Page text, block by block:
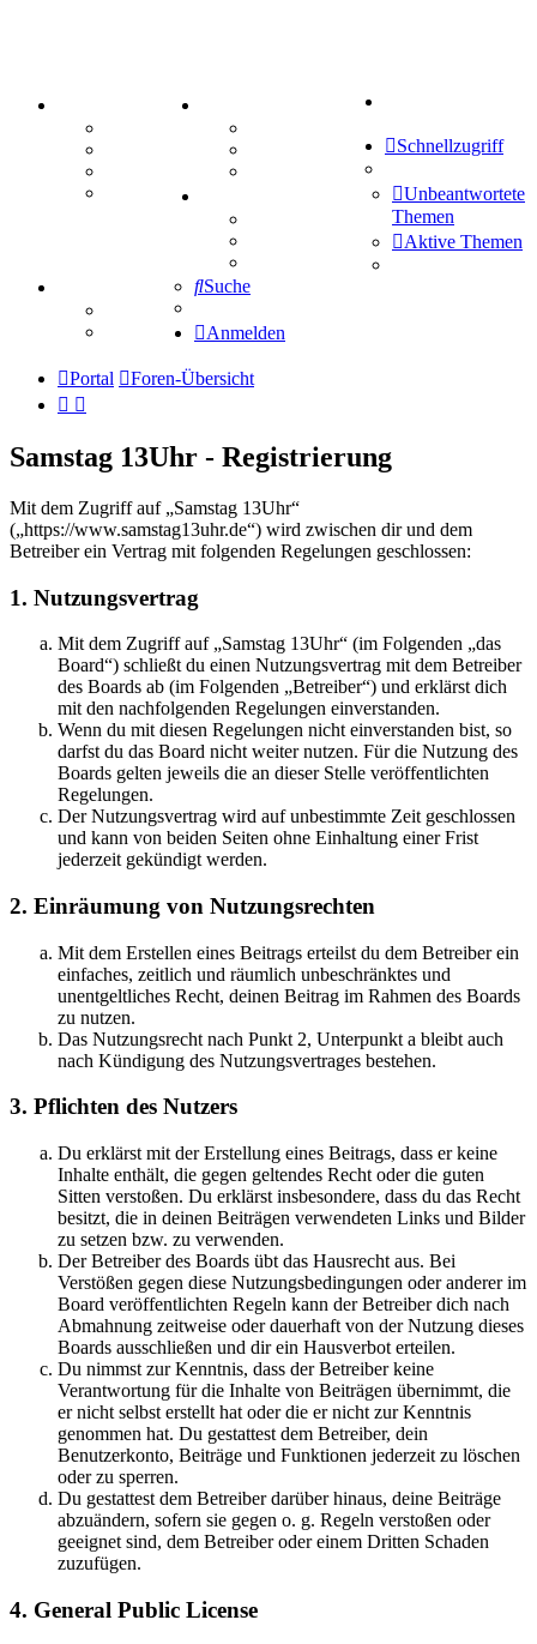
Mastodon
Treffenübersicht
Zitatesammlung
Schiffe versenken
Tipprunde
Comunio
Schnellzugriff
Unbeantwortete
Themen
Aktive Themen
Suche
Anmelden
Portal Foren-Übersicht
Samstag 13Uhr - Registrierung
Mit dem Zugriff auf „Samstag 13Uhr“
(„https://www.samstag13uhr.de“) wird zwischen dir und dem
Betreiber ein Vertrag mit folgenden Regelungen geschlossen:
1. Nutzungsvertrag
Mit dem Zugriff auf „Samstag 13Uhr“ (im Folgenden „das
Board“) schließt du einen Nutzungsvertrag mit dem Betreiber
des Boards ab (im Folgenden „Betreiber“) und erklärst dich
mit den nachfolgenden Regelungen einverstanden.
Wenn du mit diesen Regelungen nicht einverstanden bist, so
darfst du das Board nicht weiter nutzen. Für die Nutzung des
Boards gelten jeweils die an dieser Stelle veröffentlichten
Regelungen.
Der Nutzungsvertrag wird auf unbestimmte Zeit geschlossen
und kann von beiden Seiten ohne Einhaltung einer Frist
jederzeit gekündigt werden.
2. Einräumung von Nutzungsrechten
Mit dem Erstellen eines Beitrags erteilst du dem Betreiber ein
einfaches, zeitlich und räumlich unbeschränktes und
unentgeltliches Recht, deinen Beitrag im Rahmen des Boards
zu nutzen.
Das Nutzungsrecht nach Punkt 2, Unterpunkt a bleibt auch
nach Kündigung des Nutzungsvertrages bestehen.
3. Pflichten des Nutzers
Du erklärst mit der Erstellung eines Beitrags, dass er keine
Inhalte enthält, die gegen geltendes Recht oder die guten
Sitten verstoßen. Du erklärst insbesondere, dass du das Recht
besitzt, die in deinen Beiträgen verwendeten Links und Bilder
zu setzen bzw. zu verwenden.
Der Betreiber des Boards übt das Hausrecht aus. Bei
Verstößen gegen diese Nutzungsbedingungen oder anderer im
Board veröffentlichten Regeln kann der Betreiber dich nach
Abmahnung zeitweise oder dauerhaft von der Nutzung dieses
Boards ausschließen und dir ein Hausverbot erteilen.
Du nimmst zur Kenntnis, dass der Betreiber keine
Verantwortung für die Inhalte von Beiträgen übernimmt, die
er nicht selbst erstellt hat oder die er nicht zur Kenntnis
genommen hat. Du gestattest dem Betreiber, dein
Benutzerkonto, Beiträge und Funktionen jederzeit zu löschen
oder zu sperren.
Du gestattest dem Betreiber darüber hinaus, deine Beiträge
abzuändern, sofern sie gegen o. g. Regeln verstoßen oder
geeignet sind, dem Betreiber oder einem Dritten Schaden
zuzufügen.
4. General Public License